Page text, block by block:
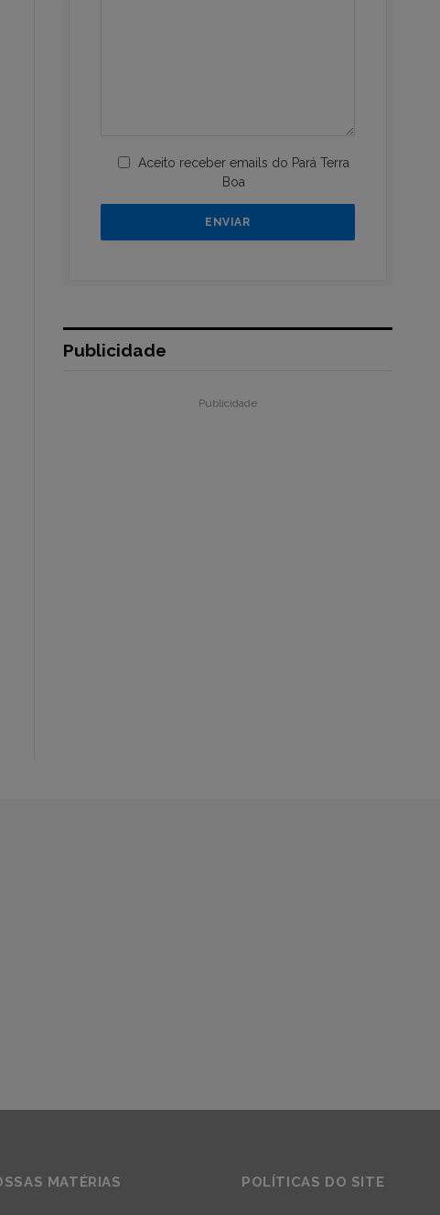
Aceito receber emails do Pará Terra
Boa
Publicidade
Publicidade
MATÉRIAS POLÍTICAS DO SITE